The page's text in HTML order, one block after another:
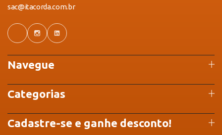
sac@itacorda.com.br
Navegue
Categorias
Cadastre-se e ganhe desconto!